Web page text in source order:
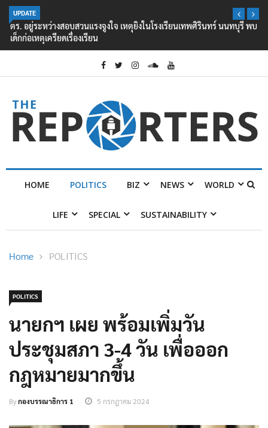
UPDATE
ตร. อยู่ระหว่างสอบสวนแรงจูงใจ เหตุยิงในโรงเรียนเทพศิรินทร์ นนทบุรี พบ
เด็กก่อเหตุเครียดเรื่องเรียน
HOME POLITICS BIZ NEWS WORLD
LIFE SPECIAL SUSTAINABILITY
Home POLITICS
POLITICS
นายกฯ เผย พร้อมเพิ่มวัน
ประชุมสภา​ 3-4 วัน​ เพื่อออก
กฎหมายมากขึ้น
Byกองบรรณาธิการ 1 5 กรกฎาคม 2024